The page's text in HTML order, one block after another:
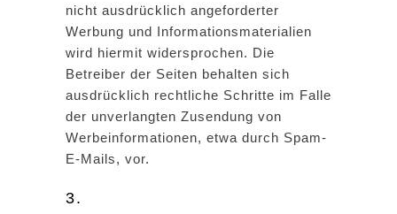
nicht ausdrücklich angeforderter
Werbung und Informationsmaterialien
wird hiermit widersprochen. Die
Betreiber der Seiten behalten sich
ausdrücklich rechtliche Schritte im Falle
der unverlangten Zusendung von
Werbeinformationen, etwa durch Spam-
E-Mails, vor.
3.